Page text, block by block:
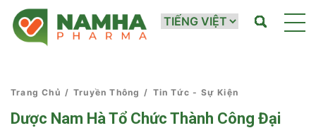
Trang Chủ / Truyền Thông / Tin Tức - Sự Kiện
Dược Nam Hà Tổ Chức Thành Công Đại